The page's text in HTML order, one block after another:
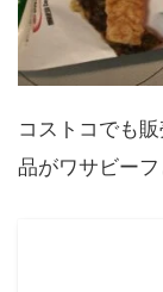
コストコでも
品がワサビーフ